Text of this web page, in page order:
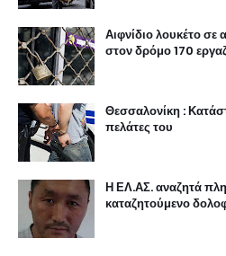
Αιφνίδιο λουκέτο
στον δρόμο 170
Θεσσαλονίκη :
πελάτες του
Η ΕΛ.ΑΣ. αναζητά
καταζητούμενο